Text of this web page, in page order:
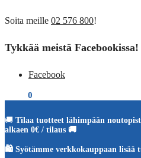
Soita meille 02 576 800!
Tykkää meistä Facebookissa!
Facebook
0
🚚 Tilaa tuotteet lähimpään
alkaen 0€ / tilaus 🚚
🛍️ Syötämme verkkokauppaan lisää